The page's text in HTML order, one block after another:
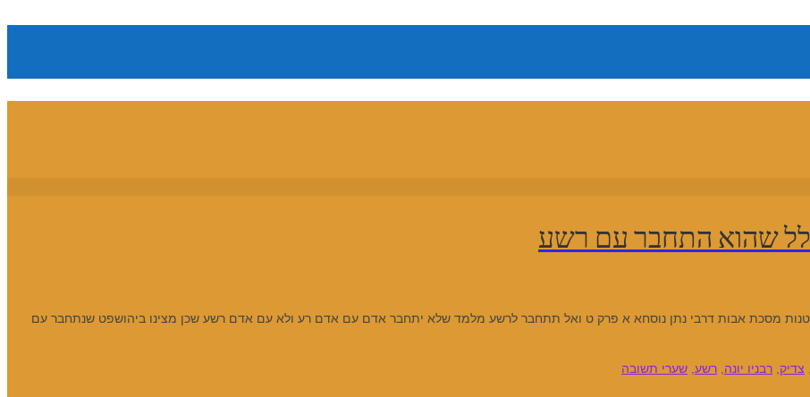
שהוא התחבר עם רשע
מסכת אבות דרבי נתן נוסחא א פרק ט ואל תתחבר לרשע מלמד שלא יתחבר אדם עם אדם רע ולא עם אדם רשע שכן מצינו ביהושפט שנתחבר עם
צדיק רבניו יונה רשע שערי תשובה